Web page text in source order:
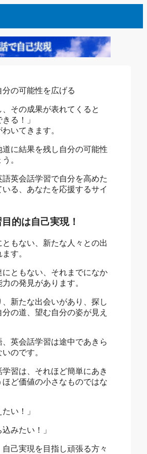
の可能性を広げる
その成果が表れてくると
る！」
いてきます。
道に結果を残し自分の可能性
。
語英会話学習で自分を高めた
る、あなたを応援するサイ
的は自己実現！
もない、新たな人々との出
す。
にともない、それまでになか
の発見があります。
、新たな出会いがあり、探し
の道、望む自分の姿が見え
、英会話学習は途中であきら
のです。
習は、それほど簡単にあき
ほど価値の小さなものではな
い！」
込みたい！」
己実現を目指し頑張る方々